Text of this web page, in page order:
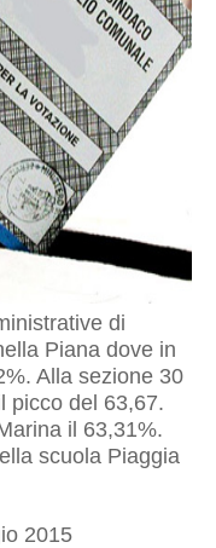
di
Piana dove in
Alla sezione 30
picco del 63,67.
il 63,31%.
scuola Piaggia
2015